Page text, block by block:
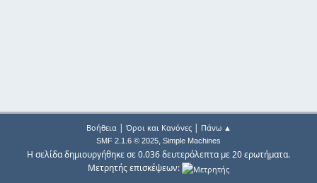
Βοήθεια| Όροι και Κανόνες| Πάνω ▲
SMF 2.1.6 © 2025, Simple Machines
Η σελίδα δημιουργήθηκε σε 0.036 δευτερόλεπτα με 20 ερωτήματα.
Μετρητής επισκέψεων: